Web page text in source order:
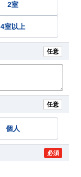
2室
4室以上
任意
任意
個人
必須